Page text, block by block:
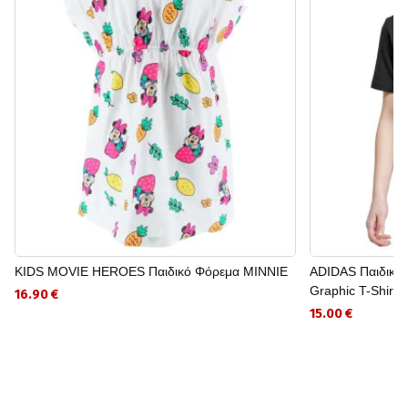
KIDS MOVIE HEROES Παιδικό Φόρεμα MINNIE
16.90 €
ADIDAS
Graphic T-Shirt
15.00 €